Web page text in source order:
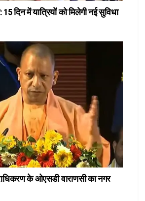
दिन में यात्रियों को मिलेगी नई सुविधा
के ओएसडी वाराणसी का नगर